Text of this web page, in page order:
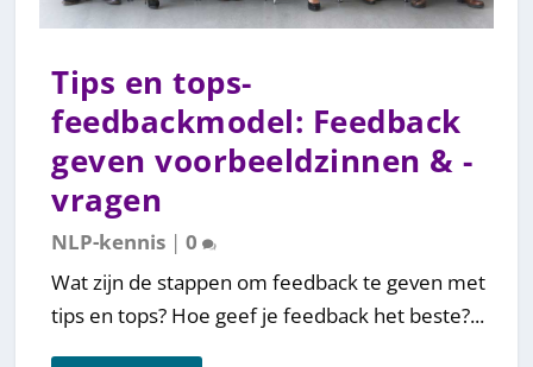
Tips en tops-
feedbackmodel: Feedback
geven voorbeeldzinnen & -
vragen
NLP-kennis |0
Wat zijn de stappen om feedback te geven met
tips en tops? Hoe geef je feedback het beste?...